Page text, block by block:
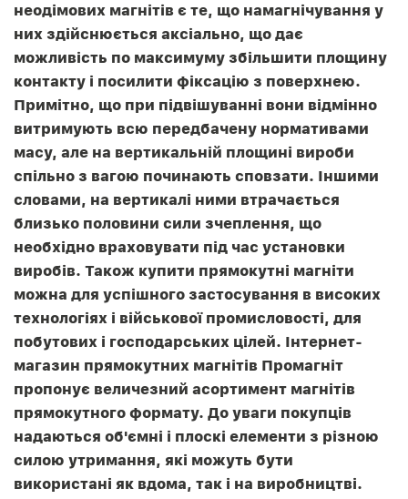
неодімових магнітів є те, що намагнічування у
них здійснюється аксіально, що дає
можливість по максимуму збільшити площину
контакту і посилити фіксацію з поверхнею.
Примітно, що при підвішуванні вони відмінно
витримують всю передбачену нормативами
масу, але на вертикальній площині вироби
спільно з вагою починають сповзати. Іншими
словами, на вертикалі ними втрачається
близько половини сили зчеплення, що
необхідно враховувати під час установки
виробів. Також купити прямокутні магніти
можна для успішного застосування в високих
технологіях і військової промисловості, для
побутових і господарських цілей. Інтернет-
магазин прямокутних магнітів Промагніт
пропонує величезний асортимент магнітів
прямокутного формату. До уваги покупців
надаються об'ємні і плоскі елементи з різною
силою утримання, які можуть бути
використані як вдома, так і на виробництві.